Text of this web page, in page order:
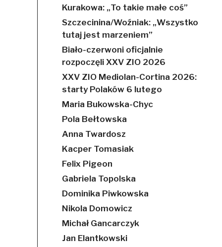
Kurakowa: „To takie małe coś”
Szczecinina/Woźniak: „Wszystko
tutaj jest marzeniem”
Biało-czerwoni oficjalnie
rozpoczęli XXV ZIO 2026
XXV ZIO Mediolan-Cortina 2026:
starty Polaków 6 lutego
Maria Bukowska-Chyc
Pola Bełtowska
Anna Twardosz
Kacper Tomasiak
Felix Pigeon
Gabriela Topolska
Dominika Piwkowska
Nikola Domowicz
Michał Gancarczyk
Jan Elantkowski